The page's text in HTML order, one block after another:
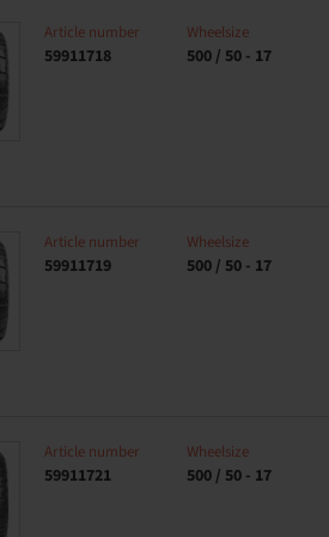
Article number
59911718
Wheelsize
500 / 50 - 17
Article number
59911719
Wheelsize
500 / 50 - 17
Article number
59911721
Wheelsize
500 / 50 - 17